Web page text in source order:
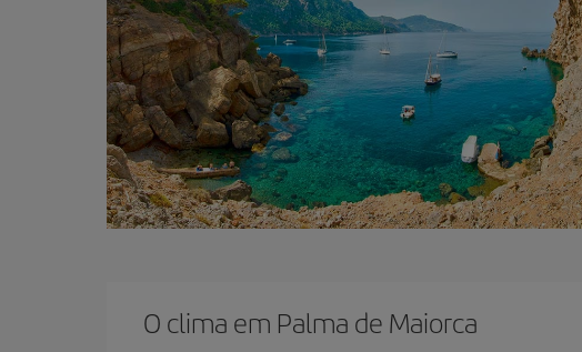
O clima em Palma de Maiorca